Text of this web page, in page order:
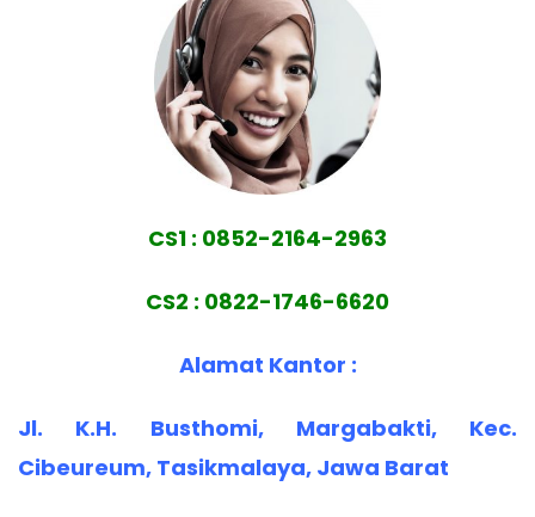
CS1 : 0852-2164-2963
CS2 : 0822-1746-6620
Alamat Kantor :
Jl. K.H. Busthomi, Margabakti, Kec.
Cibeureum, Tasikmalaya, Jawa Barat